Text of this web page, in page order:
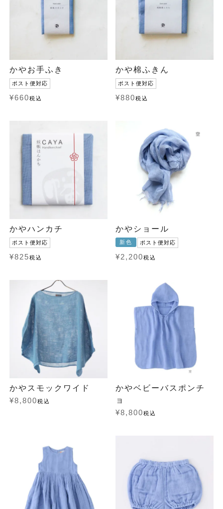
かやお手ふき
ポスト便対応
¥660税込
かや棉ふきん
ポスト便対応
¥880税込
かやハンカチ
ポスト便対応
¥825税込
かやショール
新色 ポスト便対応
¥2,200税込
かやスモックワイド
¥8,800税込
かやベビーバスポンチ
ョ
¥8,800税込